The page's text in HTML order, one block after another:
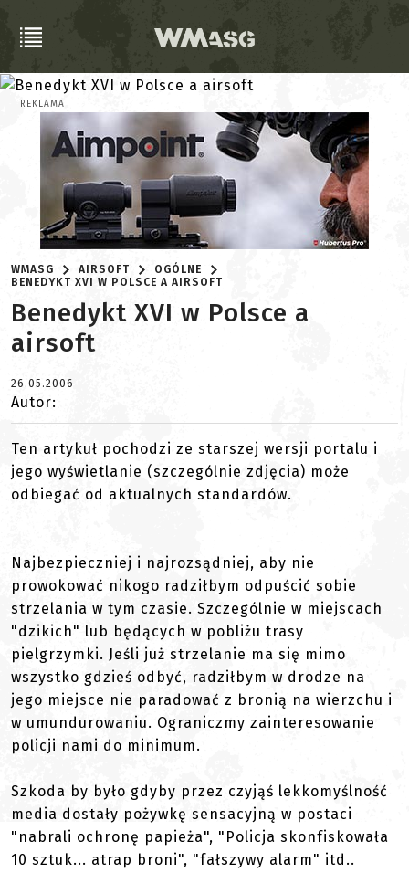
REKLAMA
WMASG AIRSOFT
OGÓLNE
BENEDYKT XVI W POLSCE A AIRSOFT
Benedykt XVI w Polsce a
airsoft
26.05.2006
Autor:
Ten artykuł pochodzi ze starszej wersji portalu i
jego wyświetlanie (szczególnie zdjęcia) może
odbiegać od aktualnych standardów.
Najbezpieczniej i najrozsądniej, aby nie
prowokować nikogo radziłbym odpuścić sobie
strzelania w tym czasie. Szczególnie w miejscach
"dzikich" lub będących w pobliżu trasy
pielgrzymki. Jeśli już strzelanie ma się mimo
wszystko gdzieś odbyć, radziłbym w drodze na
jego miejsce nie paradować z bronią na wierzchu i
w umundurowaniu. Ograniczmy zainteresowanie
policji nami do minimum.
Szkoda by było gdyby przez czyjąś lekkomyślność
media dostały pożywkę sensacyjną w postaci
"nabrali ochronę papieża", "Policja skonfiskowała
10 sztuk... atrap broni", "fałszywy alarm" itd..